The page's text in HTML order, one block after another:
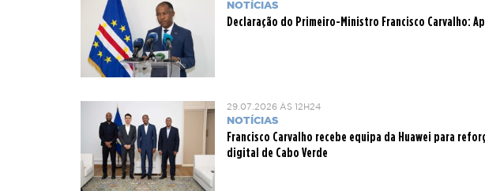
NOTÍCIAS
Declaração do Primeiro-Ministro Francisco Carvalho:
NOTÍCIAS
29.07.2026 ÀS 12H24
Francisco Carvalho recebe equipa da Huawei para
digital de Cabo Verde